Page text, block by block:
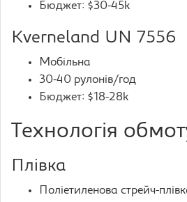
Бюджет: $30-45k
Kverneland UN 7556
Мобільна
30-40 рулонів/год
Бюджет: $18-28k
Технологія
Плівка
Поліетиленова стрейч-